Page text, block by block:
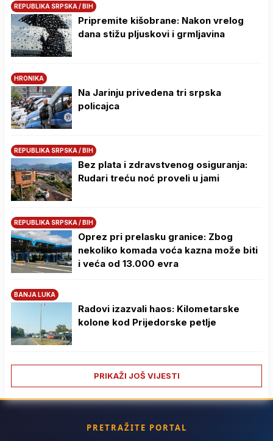
REPUBLIKA SRPSKA / BIH
Pripremite kišobrane: Nakon vrelog
dana stižu pljuskovi i grmljavina
HRONIKA
Na Јarinju privedena tri srpska
policajca
REPUBLIKA SRPSKA / BIH
Bez plata i zdravstvenog osiguranja:
Rudari treću noć proveli u jami
REPUBLIKA SRPSKA / BIH
Oprez pri prelasku granice: Zbog
nekoliko komada voća kazna može biti
i veća od 13.000 evra
BANJA LUKA
Radovi izazvali haos: Kilometarske
kolone kod Prijedorske petlje
PRIKAŽI JOŠ VIJESTI
PRETRAŽITE PORTAL